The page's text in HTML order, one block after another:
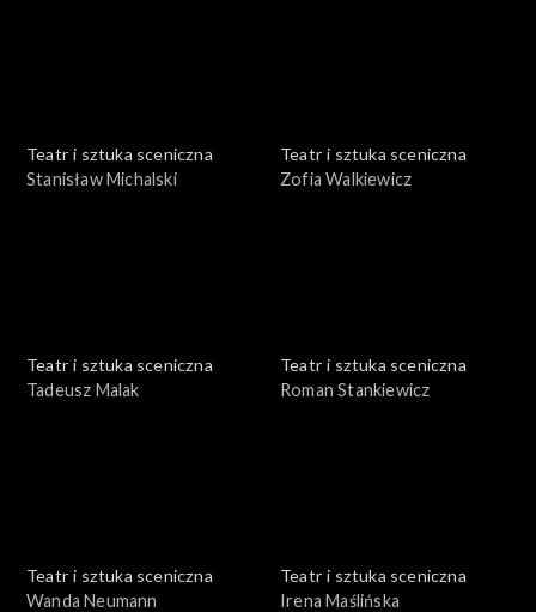
Teatr i sztuka sceniczna
Stanisław Michalski
Teatr i sztuka sceniczna
Zofia Walkiewicz
Teatr i sztuka sceniczna
Tadeusz Malak
Teatr i sztuka sceniczna
Roman Stankiewicz
Teatr i sztuka sceniczna
Wanda Neumann
Teatr i sztuka sceniczna
Irena Maślińska